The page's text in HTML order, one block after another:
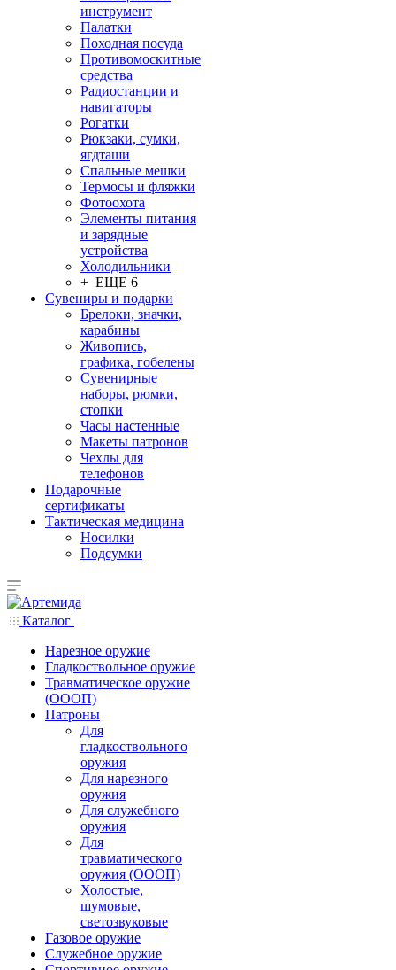
инструмент
Палатки
Походная посуда
Противомоскитные
средства
Радиостанции и
навигаторы
Рогатки
Рюкзаки, сумки,
ягдташи
Спальные мешки
Термосы и фляжки
Фотоохота
Элементы питания
и зарядные
устройства
Холодильники
+ ЕЩЕ 6
Сувениры и подарки
Брелоки, значки,
карабины
Живопись,
графика, гобелены
Сувенирные
наборы, рюмки,
стопки
Часы настенные
Макеты патронов
Чехлы для
телефонов
Подарочные
сертификаты
Тактическая медицина
Носилки
Подсумки
Каталог
Нарезное оружие
Гладкоствольное оружие
Травматическое оружие
(ОООП)
Патроны
Для
гладкоствольного
оружия
Для нарезного
оружия
Для служебного
оружия
Для
травматического
оружия (ОООП)
Холостые,
шумовые,
светозвуковые
Газовое оружие
Служебное оружие